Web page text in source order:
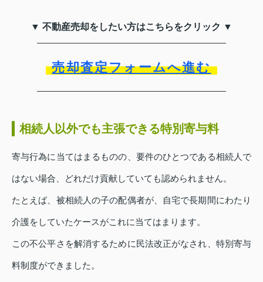
▼ 不動産売却をしたい方はこちらをクリック ▼
売却査定フォームへ進む
相続人以外でも主張できる特別寄与料
寄与行為に当てはまるものの、要件のひとつである相続人で
はない場合、どれだけ貢献していても認められません。
たとえば、被相続人の子の配偶者が、自宅で長期間にわたり
介護をしていたケースがこれに当てはまります。
この不公平さを解消するために民法改正がなされ、特別寄与
料制度ができました。